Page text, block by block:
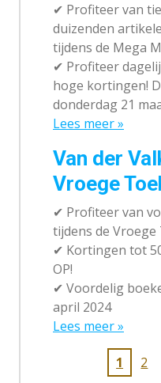
✔ Profiteer van
duizenden
tijdens de Mega
✔ Profiteer
hoge kortingen!
donderdag 21
Lees meer »
Van der
Vroege
✔ Profiteer van
tijdens de Vroege
✔ Kortingen tot
OP!
✔ Voordelig
april 2024
Lees meer »
1 2